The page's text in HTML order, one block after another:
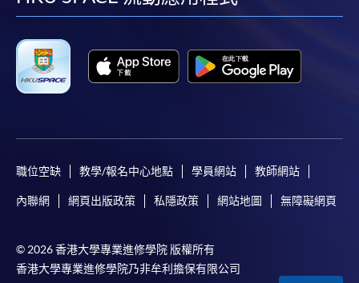
職位空缺 教學/報名中心地點 學員網站 教師網站
內聯網 網頁出版政策 私隱政策 網站地圖 無障礙網頁
© 2026 香港大學專業進修學院 版權所有
香港大學專業進修學院乃非牟利擔保有限公司